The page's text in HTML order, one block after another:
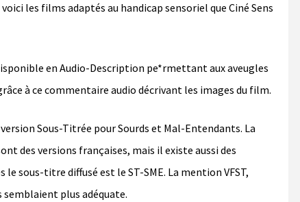
les films adaptés au handicap sensoriel que Ciné Sens
en Audio-Description pe*rmettant aux aveugles
à ce commentaire audio décrivant les images du film.
Sous-Titrée pour Sourds et Mal-Entendants. La
des versions françaises, mais il existe aussi des
sous-titre diffusé est le ST-SME. La mention VFST,
plus adéquate.